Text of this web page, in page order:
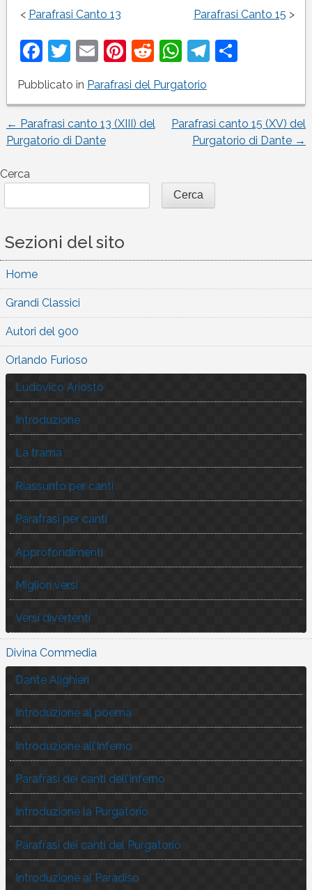
< Parafrasi Canto 13 Parafrasi Canto 15 >
Facebook
Twitter
EmailPinterest
Reddit
WhatsApp
Telegram
Pubblicato in Parafrasi del Purgatorio
Navigazione
articoli
← Parafrasi canto 13 (XIII) del
Purgatorio di Dante
Parafrasi canto 15 (XV) del
Purgatorio di Dante →
Cerca
Cerca
Sezioni del sito
Home
Grandi Classici
Autori del 900
Orlando Furioso
Ludovico Ariosto
Introduzione
La trama
Riassunto per canti
Parafrasi per canti
Approfondimenti
Migliori versi
Versi divertenti
Divina Commedia
Dante Alighieri
Introduzione al poema
Introduzione all’Inferno
Parafrasi dei canti dell’Inferno
Introduzione la Purgatorio
Parafrasi dei canti del Purgatorio
Introduzione al Paradiso